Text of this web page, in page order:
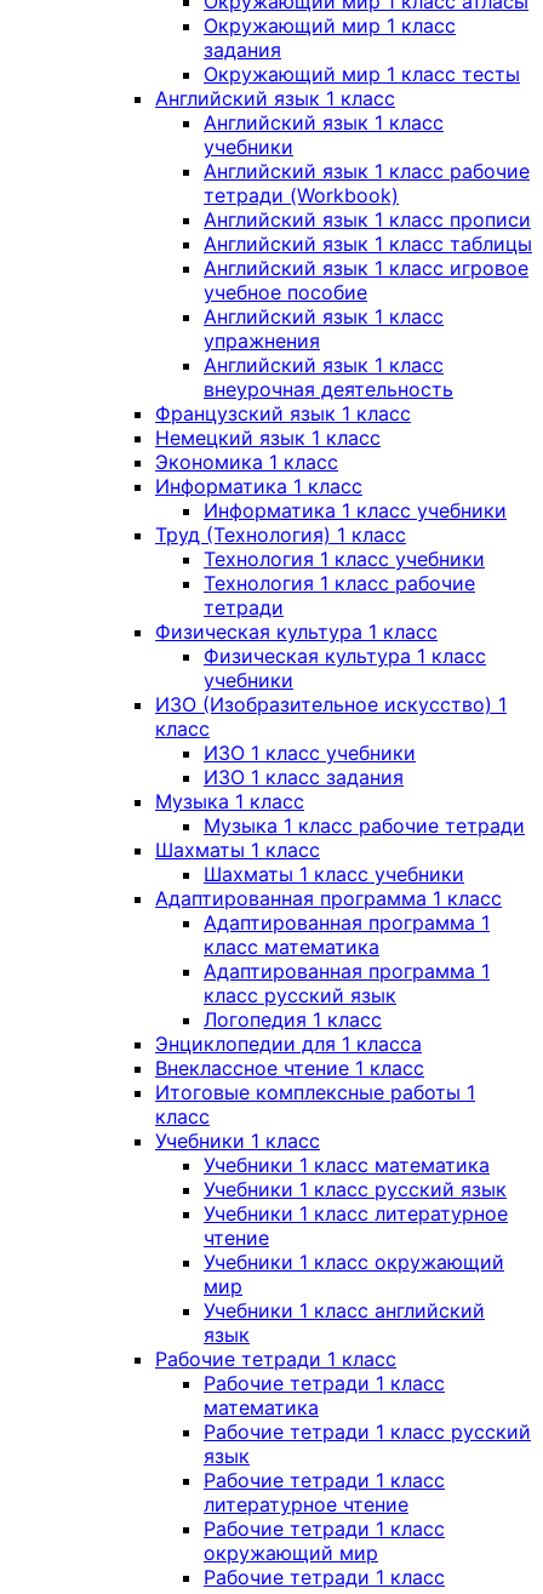
Окружающий мир 1 класс
задания
Окружающий мир 1 класс тесты
Английский язык 1 класс
Английский язык 1 класс
учебники
Английский язык 1 класс рабочие
тетради (Workbook)
Английский язык 1 класс прописи
Английский язык 1 класс таблицы
Английский язык 1 класс игровое
учебное пособие
Английский язык 1 класс
упражнения
Английский язык 1 класс
внеурочная деятельность
Французский язык 1 класс
Немецкий язык 1 класс
Экономика 1 класс
Информатика 1 класс
Информатика 1 класс учебники
Труд (Технология) 1 класс
Технология 1 класс учебники
Технология 1 класс рабочие
тетради
Физическая культура 1 класс
Физическая культура 1 класс
учебники
ИЗО (Изобразительное искусство) 1
класс
ИЗО 1 класс учебники
ИЗО 1 класс задания
Музыка 1 класс
Музыка 1 класс рабочие тетради
Шахматы 1 класс
Шахматы 1 класс учебники
Адаптированная программа 1 класс
Адаптированная программа 1
класс математика
Адаптированная программа 1
класс русский язык
Логопедия 1 класс
Энциклопедии для 1 класса
Внеклассное чтение 1 класс
Итоговые комплексные работы 1
класс
Учебники 1 класс
Учебники 1 класс математика
Учебники 1 класс русский язык
Учебники 1 класс литературное
чтение
Учебники 1 класс окружающий
мир
Учебники 1 класс английский
язык
Рабочие тетради 1 класс
Рабочие тетради 1 класс
математика
Рабочие тетради 1 класс русский
язык
Рабочие тетради 1 класс
литературное чтение
Рабочие тетради 1 класс
окружающий мир
Рабочие тетради 1 класс